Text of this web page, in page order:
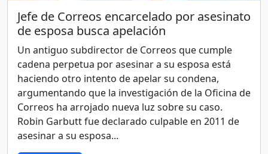
Jefe de Correos encarcelado por asesinato
de esposa busca apelación
Un antiguo subdirector de Correos que cumple
cadena perpetua por asesinar a su esposa está
haciendo otro intento de apelar su condena,
argumentando que la investigación de la Oficina de
Correos ha arrojado nueva luz sobre su caso.
Robin Garbutt fue declarado culpable en 2011 de
asesinar a su esposa...